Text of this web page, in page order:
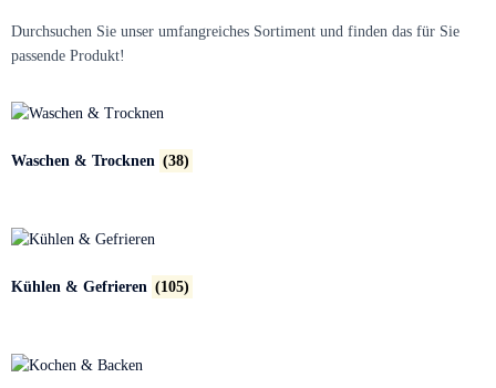
Durchsuchen Sie unser umfangreiches Sortiment und finden das für Sie
passende Produkt!
Waschen & Trocknen (38)
Kühlen & Gefrieren (105)